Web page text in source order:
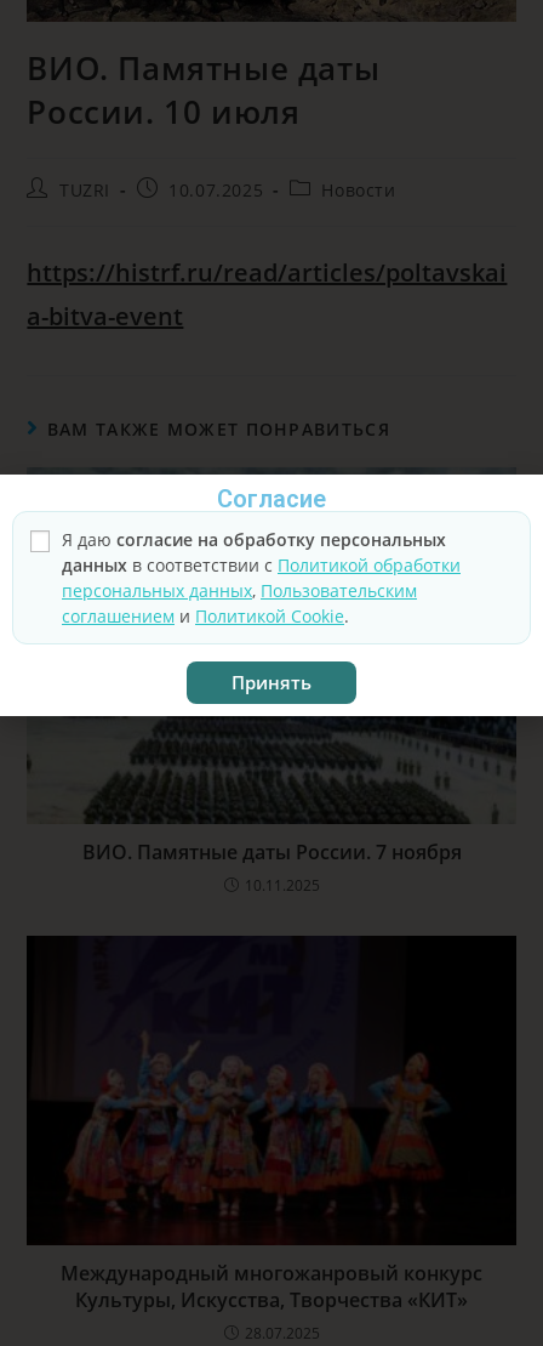
ВИО. Памятные даты
России. 10 июля
TUZRI 10.07.2025 Новости
https://histrf.ru/read/articles/poltavskai
a-bitva-event
ВАМ ТАКЖЕ МОЖЕТ ПОНРАВИТЬСЯ
ВИО. Памятные даты России. 7 ноября
10.11.2025
Международный многожанровый конкурс
Культуры, Искусства, Творчества «КИТ»
28.07.2025
Согласие
Я даю согласие на обработку персональных
данных в соответствии с Политикой обработки
персональных данных, Пользовательским
соглашением и Политикой Cookie.
Принять